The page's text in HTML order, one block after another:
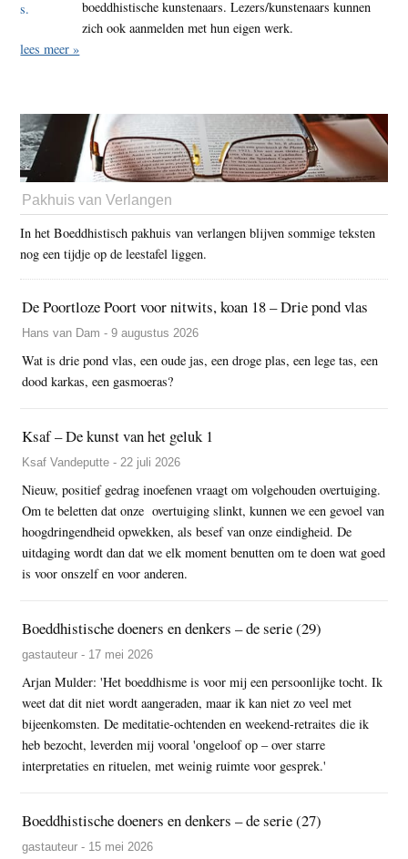
boeddhistische kunstenaars. Lezers/kunstenaars kunnen
zich ook aanmelden met hun eigen werk.
lees meer »
Pakhuis van Verlangen
In het Boeddhistisch pakhuis van verlangen blijven sommige teksten
nog een tijdje op de leestafel liggen.
De Poortloze Poort voor nitwits, koan 18 – Drie pond vlas
Hans van Dam - 9 augustus 2026
Wat is drie pond vlas, een oude jas, een droge plas, een lege tas, een
dood karkas, een gasmoeras?
Ksaf – De kunst van het geluk 1
Ksaf Vandeputte - 22 juli 2026
Nieuw, positief gedrag inoefenen vraagt om volgehouden overtuiging.
Om te beletten dat onze overtuiging slinkt, kunnen we een gevoel van
hoogdringendheid opwekken, als besef van onze eindigheid. De
uitdaging wordt dan dat we elk moment benutten om te doen wat goed
is voor onszelf en voor anderen.
Boeddhistische doeners en denkers – de serie (29)
gastauteur - 17 mei 2026
Arjan Mulder: 'Het boeddhisme is voor mij een persoonlijke tocht. Ik
weet dat dit niet wordt aangeraden, maar ik kan niet zo veel met
bijeenkomsten. De meditatie-ochtenden en weekend-retraites die ik
heb bezocht, leverden mij vooral 'ongeloof op – over starre
interpretaties en rituelen, met weinig ruimte voor gesprek.'
Boeddhistische doeners en denkers – de serie (27)
gastauteur - 15 mei 2026